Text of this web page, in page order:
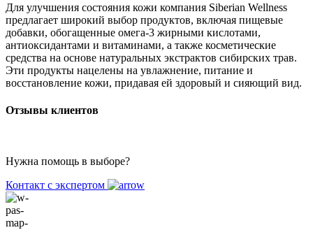
Для улучшения состояния кожи компания Siberian Wellness
предлагает широкий выбор продуктов, включая пищевые
добавки, обогащенные омега-3 жирными кислотами,
антиоксидантами и витаминами, а также косметические
средства на основе натуральных экстрактов сибирских трав.
Эти продукты нацелены на увлажнение, питание и
восстановление кожи, придавая ей здоровый и сияющий вид.
Отзывы клиентов
Нужна помощь в выборе?
Контакт с экспертом